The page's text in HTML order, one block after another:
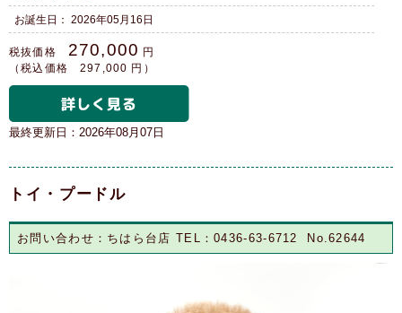
お誕生日： 2026年05月16日
税抜価格 270,000
円
（税込価格 297,000 円）
最終更新日：2026年08月07日
トイ・プードル
お問い合わせ：ちはら台店 TEL：0436-63-6712 No.62644